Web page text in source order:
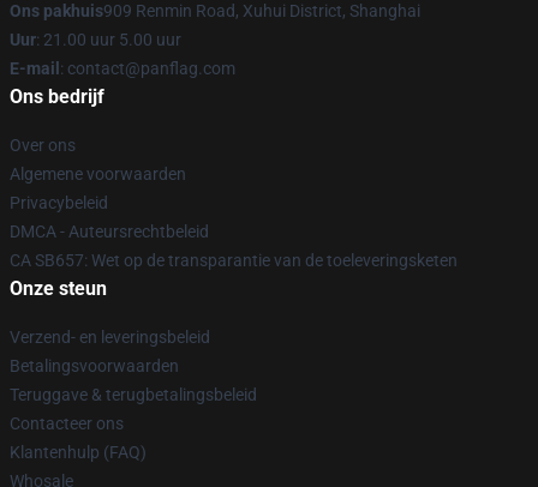
Ons pakhuis909 Renmin Road, Xuhui District, Shanghai
Uur: 21.00 uur 5.00 uur
E-mail : contact@panflag.com
Ons bedrijf
Over ons
Algemene voorwaarden
Privacybeleid
DMCA - Auteursrechtbeleid
CA SB657: Wet op de transparantie van de toeleveringsketen
Onze steun
Verzend- en leveringsbeleid
Betalingsvoorwaarden
Teruggave & terugbetalingsbeleid
Contacteer ons
Klantenhulp (FAQ)
Whosale